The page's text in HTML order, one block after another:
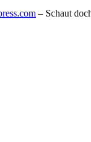
– Schaut